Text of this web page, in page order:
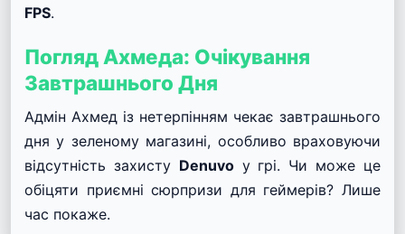
FPS.
Погляд Ахмеда: Очікування
Завтрашнього Дня
Адмін Ахмед із нетерпінням чекає завтрашнього
дня у зеленому магазині, особливо враховуючи
відсутність захисту Denuvoу грі. Чи може це
обіцяти приємні сюрпризи для геймерів? Лише
час покаже.